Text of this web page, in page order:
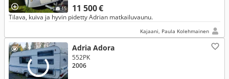
15 11 500 €
Tilava, kuiva ja hyvin pidetty Adrian matkailuvaunu.
Kajaani, Paula Kolehmainen
Adria Adora
552PK
2006